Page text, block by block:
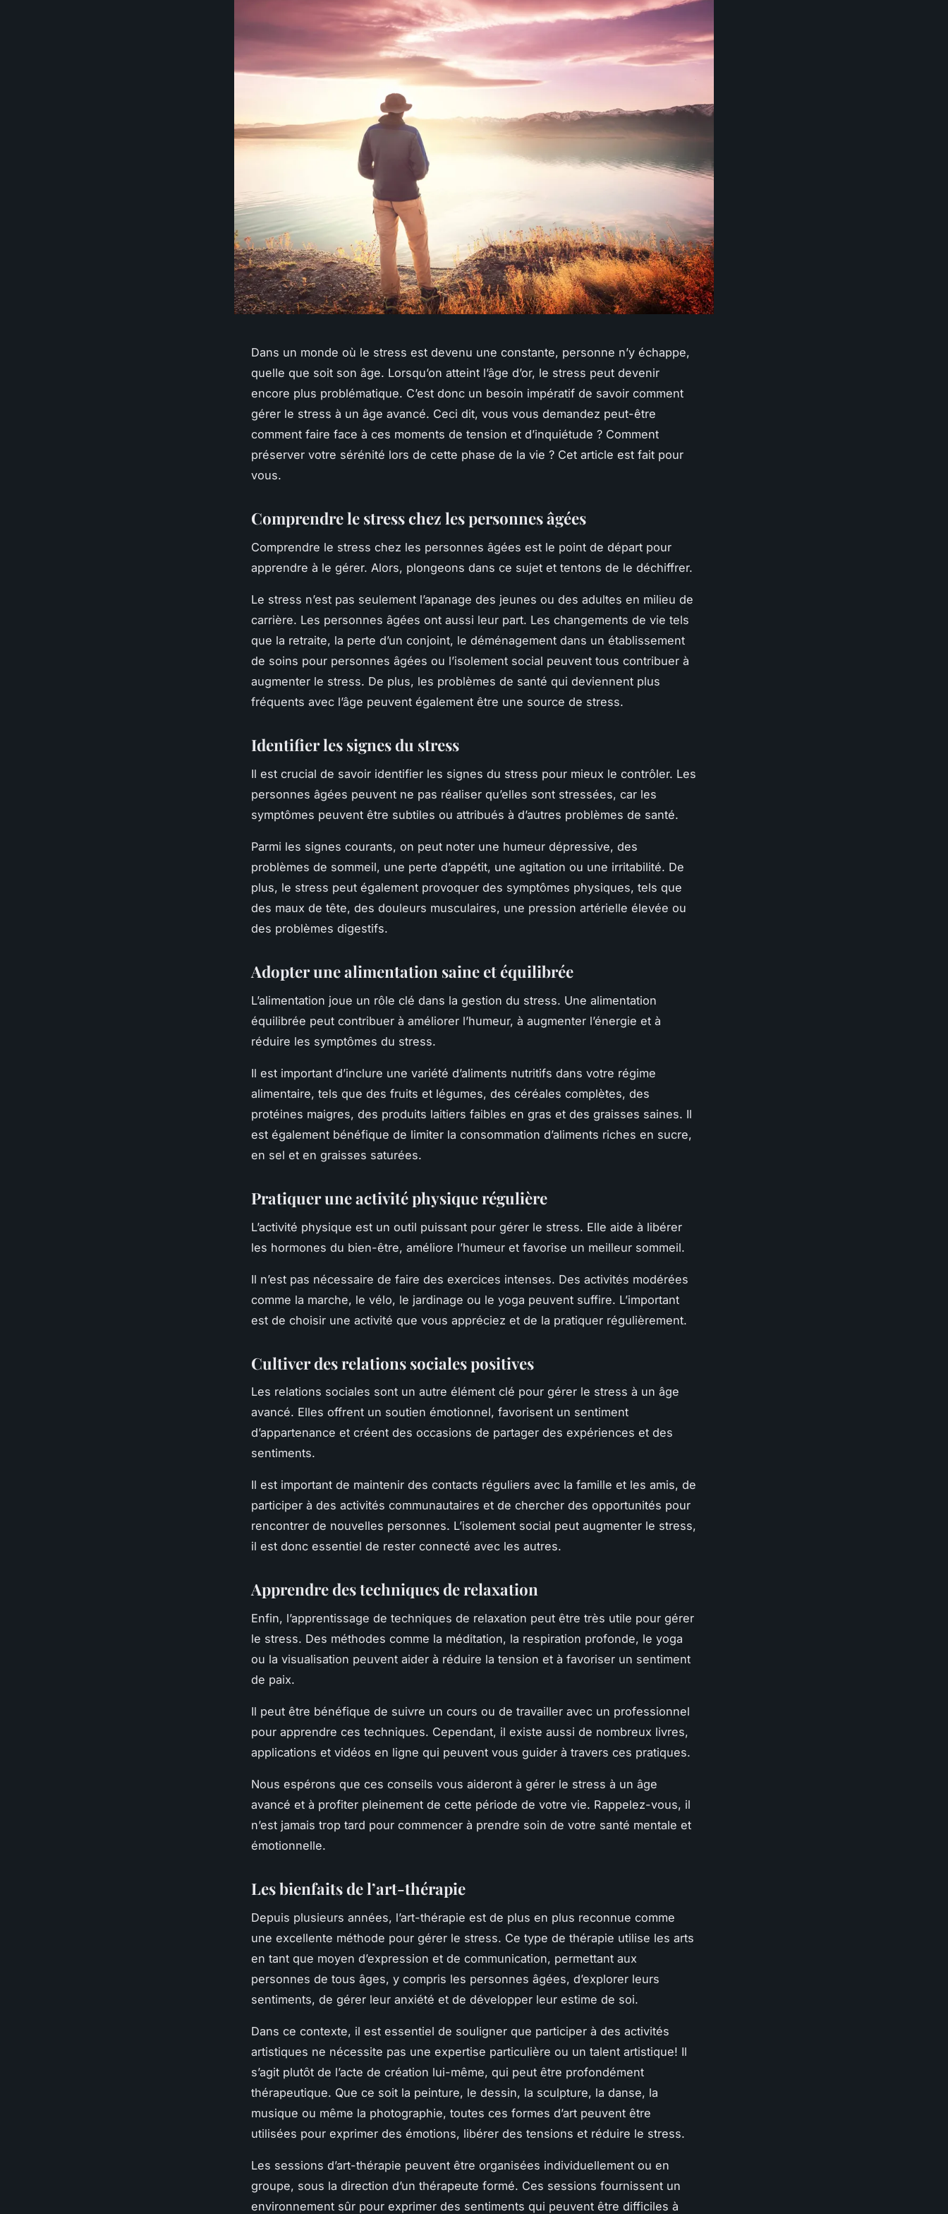
Dans un monde où le stress est devenu une constante, personne n’y échappe,
quelle que soit son âge. Lorsqu’on atteint l’âge d’or, le stress peut devenir
encore plus problématique. C’est donc un besoin impératif de savoir comment
gérer le stress à un âge avancé. Ceci dit, vous vous demandez peut-être
comment faire face à ces moments de tension et d’inquiétude ? Comment
préserver votre sérénité lors de cette phase de la vie ? Cet article est fait pour
vous.
Comprendre le stress chez les personnes âgées
Comprendre le stress chez les personnes âgées est le point de départ pour
apprendre à le gérer. Alors, plongeons dans ce sujet et tentons de le déchiffrer.
Le stress n’est pas seulement l’apanage des jeunes ou des adultes en milieu de
carrière. Les personnes âgées ont aussi leur part. Les changements de vie tels
que la retraite, la perte d’un conjoint, le déménagement dans un établissement
de soins pour personnes âgées ou l’isolement social peuvent tous contribuer à
augmenter le stress. De plus, les problèmes de santé qui deviennent plus
fréquents avec l’âge peuvent également être une source de stress.
Identifier les signes du stress
Il est crucial de savoir identifier les signes du stress pour mieux le contrôler. Les
personnes âgées peuvent ne pas réaliser qu’elles sont stressées, car les
symptômes peuvent être subtiles ou attribués à d’autres problèmes de santé.
Parmi les signes courants, on peut noter une humeur dépressive, des
problèmes de sommeil, une perte d’appétit, une agitation ou une irritabilité. De
plus, le stress peut également provoquer des symptômes physiques, tels que
des maux de tête, des douleurs musculaires, une pression artérielle élevée ou
des problèmes digestifs.
Adopter une alimentation saine et équilibrée
L’alimentation joue un rôle clé dans la gestion du stress. Une alimentation
équilibrée peut contribuer à améliorer l’humeur, à augmenter l’énergie et à
réduire les symptômes du stress.
Il est important d’inclure une variété d’aliments nutritifs dans votre régime
alimentaire, tels que des fruits et légumes, des céréales complètes, des
protéines maigres, des produits laitiers faibles en gras et des graisses saines. Il
est également bénéfique de limiter la consommation d’aliments riches en sucre,
en sel et en graisses saturées.
Pratiquer une activité physique régulière
L’activité physique est un outil puissant pour gérer le stress. Elle aide à libérer
les hormones du bien-être, améliore l’humeur et favorise un meilleur sommeil.
Il n’est pas nécessaire de faire des exercices intenses. Des activités modérées
comme la marche, le vélo, le jardinage ou le yoga peuvent suffire. L’important
est de choisir une activité que vous appréciez et de la pratiquer régulièrement.
Cultiver des relations sociales positives
Les relations sociales sont un autre élément clé pour gérer le stress à un âge
avancé. Elles offrent un soutien émotionnel, favorisent un sentiment
d’appartenance et créent des occasions de partager des expériences et des
sentiments.
Il est important de maintenir des contacts réguliers avec la famille et les amis, de
participer à des activités communautaires et de chercher des opportunités pour
rencontrer de nouvelles personnes. L’isolement social peut augmenter le stress,
il est donc essentiel de rester connecté avec les autres.
Apprendre des techniques de relaxation
Enfin, l’apprentissage de techniques de relaxation peut être très utile pour gérer
le stress. Des méthodes comme la méditation, la respiration profonde, le yoga
ou la visualisation peuvent aider à réduire la tension et à favoriser un sentiment
de paix.
Il peut être bénéfique de suivre un cours ou de travailler avec un professionnel
pour apprendre ces techniques. Cependant, il existe aussi de nombreux livres,
applications et vidéos en ligne qui peuvent vous guider à travers ces pratiques.
Nous espérons que ces conseils vous aideront à gérer le stress à un âge
avancé et à profiter pleinement de cette période de votre vie. Rappelez-vous, il
n’est jamais trop tard pour commencer à prendre soin de votre santé mentale et
émotionnelle.
Les bienfaits de l’art-thérapie
Depuis plusieurs années, l’art-thérapie est de plus en plus reconnue comme
une excellente méthode pour gérer le stress. Ce type de thérapie utilise les arts
en tant que moyen d’expression et de communication, permettant aux
personnes de tous âges, y compris les personnes âgées, d’explorer leurs
sentiments, de gérer leur anxiété et de développer leur estime de soi.
Dans ce contexte, il est essentiel de souligner que participer à des activités
artistiques ne nécessite pas une expertise particulière ou un talent artistique! Il
s’agit plutôt de l’acte de création lui-même, qui peut être profondément
thérapeutique. Que ce soit la peinture, le dessin, la sculpture, la danse, la
musique ou même la photographie, toutes ces formes d’art peuvent être
utilisées pour exprimer des émotions, libérer des tensions et réduire le stress.
Les sessions d’art-thérapie peuvent être organisées individuellement ou en
groupe, sous la direction d’un thérapeute formé. Ces sessions fournissent un
environnement sûr pour exprimer des sentiments qui peuvent être difficiles à